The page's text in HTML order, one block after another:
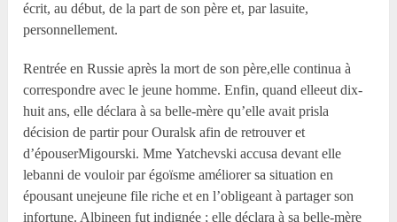
écrit, au début, de la part de son père et, par lasuite,
personnellement.
Rentrée en Russie après la mort de son père,elle continua à
correspondre avec le jeune homme. Enfin, quand elleeut dix-
huit ans, elle déclara à sa belle-mère qu’elle avait prisla
décision de partir pour Ouralsk afin de retrouver et
d’épouserMigourski. Mme Yatchevski accusa devant elle
lebanni de vouloir par égoïsme améliorer sa situation en
épousant unejeune file riche et en l’obligeant à partager son
infortune. Albineen fut indignée ; elle déclara à sa belle-mère